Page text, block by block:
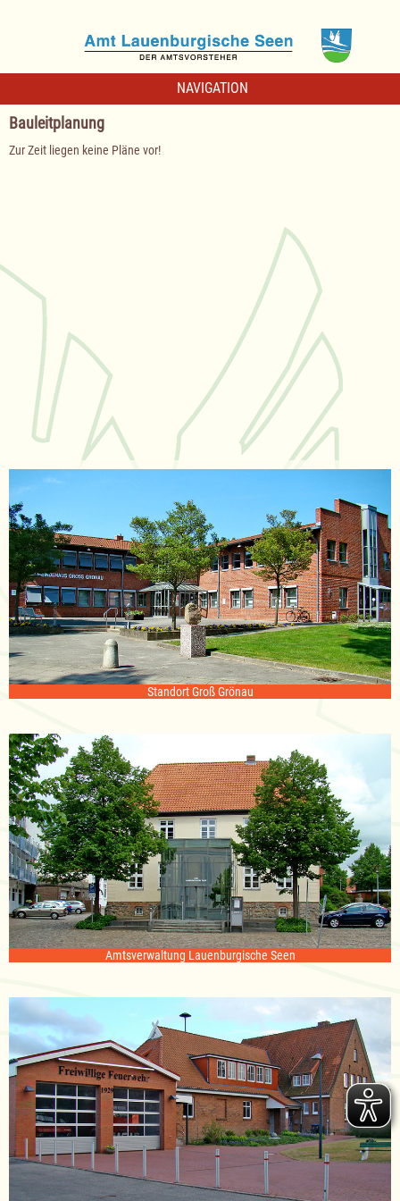
NAVIGATION
Bauleitplanung
Zur Zeit liegen keine Pläne vor!
Standort Groß Grönau
Amtsverwaltung Lauenburgische Seen